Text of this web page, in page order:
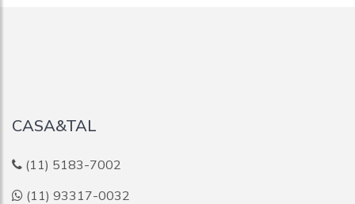
CASA&TAL
(11) 5183-7002
(11) 93317-0032